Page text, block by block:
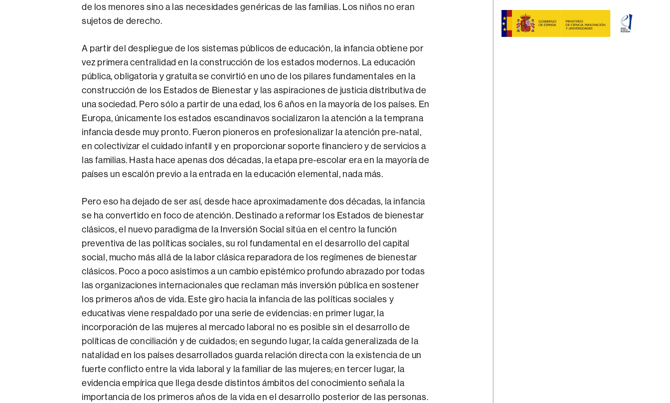
de los menores sino a las necesidades genéricas de las familias. Los niños no eran
sujetos de derecho.
A partir del despliegue de los sistemas públicos de educación, la infancia obtiene por
vez primera centralidad en la construcción de los estados modernos. La educación
pública, obligatoria y gratuita se convirtió en uno de los pilares fundamentales en la
construcción de los Estados de Bienestar y las aspiraciones de justicia distributiva de
una sociedad. Pero sólo a partir de una edad, los 6 años en la mayoría de los países. En
Europa, únicamente los estados escandinavos socializaron la atención a la temprana
infancia desde muy pronto. Fueron pioneros en profesionalizar la atención pre-natal,
en colectivizar el cuidado infantil y en proporcionar soporte financiero y de servicios a
las familias. Hasta hace apenas dos décadas, la etapa pre-escolar era en la mayoría de
países un escalón previo a la entrada en la educación elemental, nada más.
Pero eso ha dejado de ser así, desde hace aproximadamente dos décadas, la infancia
se ha convertido en foco de atención. Destinado a reformar los Estados de bienestar
clásicos, el nuevo paradigma de la Inversión Social sitúa en el centro la función
preventiva de las políticas sociales, su rol fundamental en el desarrollo del capital
social, mucho más allá de la labor clásica reparadora de los regímenes de bienestar
clásicos. Poco a poco asistimos a un cambio epistémico profundo abrazado por todas
las organizaciones internacionales que reclaman más inversión pública en sostener
los primeros años de vida. Este giro hacia la infancia de las políticas sociales y
educativas viene respaldado por una serie de evidencias: en primer lugar, la
incorporación de las mujeres al mercado laboral no es posible sin el desarrollo de
políticas de conciliación y de cuidados; en segundo lugar, la caída generalizada de la
natalidad en los países desarrollados guarda relación directa con la existencia de un
fuerte conflicto entre la vida laboral y la familiar de las mujeres; en tercer lugar, la
evidencia empírica que llega desde distintos ámbitos del conocimiento señala la
importancia de los primeros años de la vida en el desarrollo posterior de las personas.